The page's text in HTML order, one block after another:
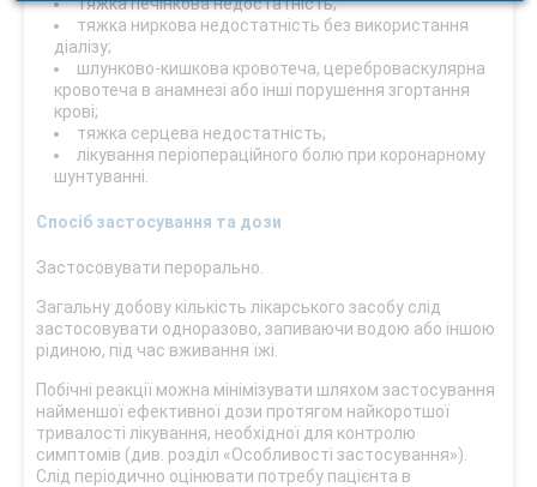
тяжка ниркова недостатність без використання
діалізу;
шлунково-кишкова кровотеча, цереброваскулярна
кровотеча в анамнезі або інші порушення згортання
крові;
тяжка серцева недостатність;
лікування періопераційного болю при коронарному
шунтуванні.
Спосіб застосування та дози
Застосовувати перорально.
Загальну добову кількість лікарського засобу слід
застосовувати одноразово, запиваючи водою або іншою
рідиною, під час вживання їжі.
Побічні реакції можна мінімізувати шляхом застосування
найменшої ефективної дози протягом найкоротшої
тривалості лікування, необхідної для контролю
симптомів (див. розділ «Особливості застосування»).
Слід періодично оцінювати потребу пацієнта в